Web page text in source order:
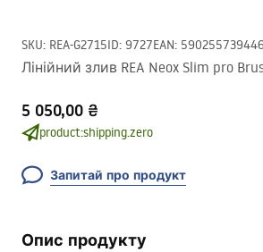
SKU: REA-G2715ID: 9727EAN:
Лінійний злив REA Neox Slim pro
5 050,00 ₴
product:shipping.zero
Запитай про продукт
Опис продукту